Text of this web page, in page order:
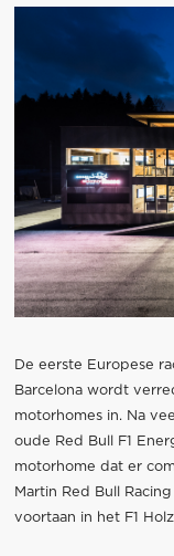
De eerste Europese
Barcelona wordt
motorhomes in. Na
oude Red Bull F1
motorhome dat er
Martin Red Bull
voortaan in het F1